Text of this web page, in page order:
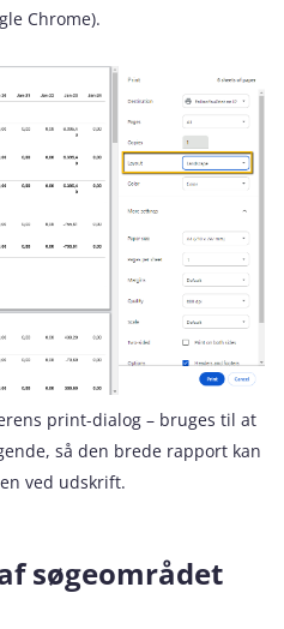
Chrome).
print-dialog – bruges til at
så den brede rapport kan
ved udskrift.
søgeområdet